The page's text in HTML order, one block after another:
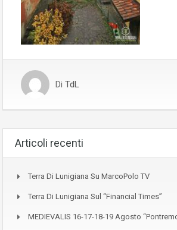
Di TdL
Articoli recenti
Terra Di Lunigiana Su MarcoPolo TV
Terra Di Lunigiana Sul “Financial Times”
MEDIEVALIS 16-17-18-19 Agosto